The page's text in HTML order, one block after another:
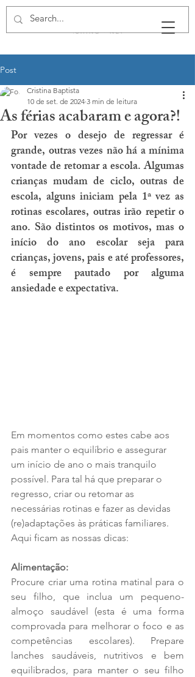
Post
As férias acabaram e agora?!
Cristina Baptista
10 de set. de 2024 3 min de leitura
Por vezes o desejo de regressar é
grande, outras vezes não há a mínima
vontade de retomar a escola. Algumas
crianças mudam de ciclo, outras de
escola, alguns iniciam pela 1ª vez as
rotinas escolares, outras irão repetir o
ano. São distintos os motivos, mas o
início do ano escolar seja para
crianças, jovens, pais e até professores,
é sempre pautado por alguma
ansiedade e expectativa.
Em momentos como estes cabe aos
pais manter o equilíbrio e assegurar
um início de ano o mais tranquilo
possível. Para tal há que preparar o
regresso, criar ou retomar as
necessárias rotinas e fazer as devidas
(re)adaptações às práticas familiares.
Aqui ficam as nossas dicas:
Alimentação:
Procure criar uma rotina matinal para o
seu filho, que inclua um pequeno-
almoço saudável (esta é uma forma
comprovada para melhorar o foco e as
competências escolares). Prepare
lanches saudáveis, nutritivos e bem
equilibrados, para manter o seu filho